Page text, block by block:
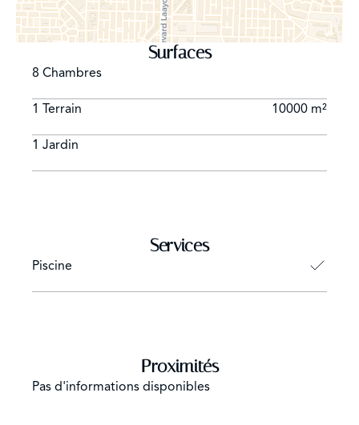
Surfaces
8 Chambres
1 Terrain 10000 m²
1 Jardin
Services
Piscine
Proximités
Pas d'informations disponibles